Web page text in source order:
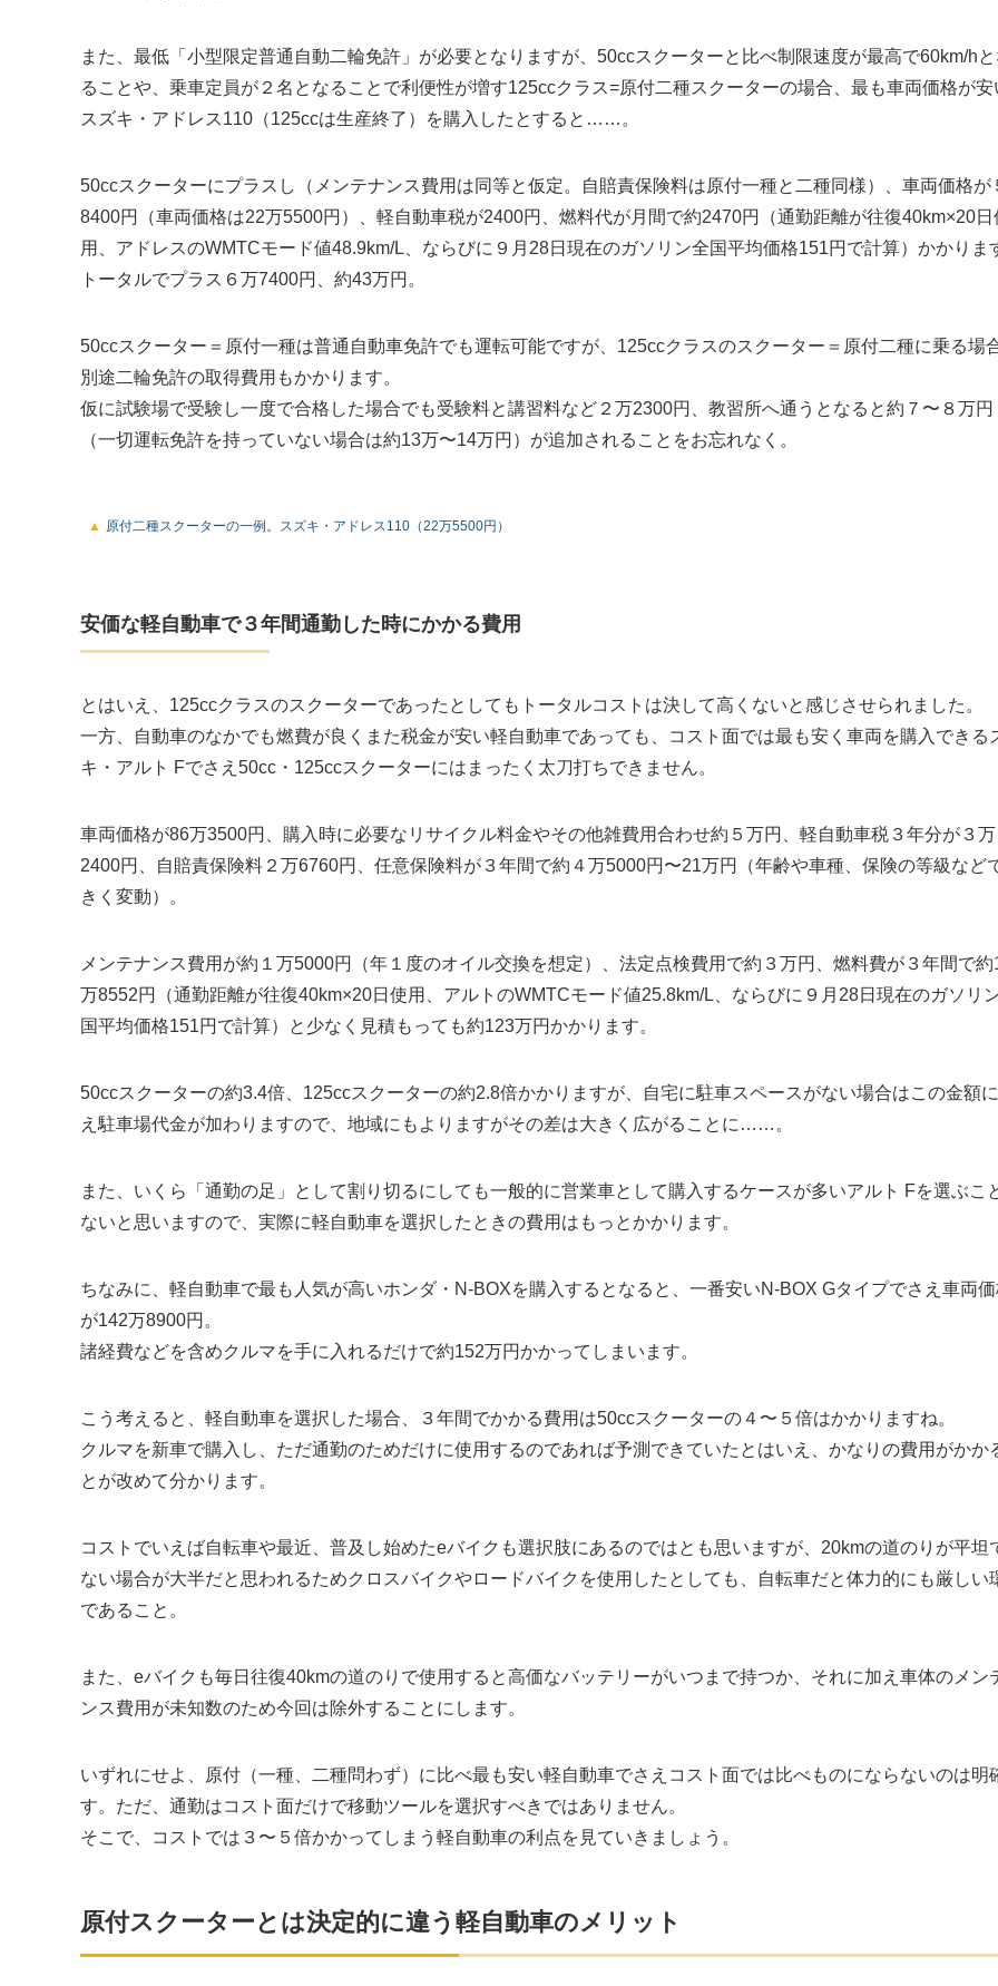
また、最低「小型限定普通自動二輪免許」が必要となりますが、50ccスクーターと比べ制限速度が最高で60km/hと
ることや、乗車定員が２名となることで利便性が増す125ccクラス=原付二種スクーターの場合、最も車両価格が安
スズキ・アドレス110（125ccは生産終了）を購入したとすると……。
50ccスクーターにプラスし（メンテナンス費用は同等と仮定。自賠責保険料は原付一種と二種同様）、車両価格が
8400円（車両価格は22万5500円）、軽自動車税が2400円、燃料代が月間で約2470円（通勤距離が往復40km×20日
用、アドレスのWMTCモード値48.9km/L、ならびに９月28日現在のガソリン全国平均価格151円で計算）かかりま
トータルでプラス６万7400円、約43万円。
50ccスクーター＝原付一種は普通自動車免許でも運転可能ですが、125ccクラスのスクーター＝原付二種に乗る場
別途二輪免許の取得費用もかかります。
仮に試験場で受験し一度で合格した場合でも受験料と講習料など２万2300円、教習所へ通うとなると約７〜８万円
（一切運転免許を持っていない場合は約13万〜14万円）が追加されることをお忘れなく。
原付二種スクーターの一例。スズキ・アドレス110（22万5500円）
安価な軽自動車で３年間通勤した時にかかる費用
とはいえ、125ccクラスのスクーターであったとしてもトータルコストは決して高くないと感じさせられました。
一方、自動車のなかでも燃費が良くまた税金が安い軽自動車であっても、コスト面では最も安く車両を購入できる
キ・アルト Fでさえ50cc・125ccスクーターにはまったく太刀打ちできません。
車両価格が86万3500円、購入時に必要なリサイクル料金やその他雑費用合わせ約５万円、軽自動車税３年分が３万
2400円、自賠責保険料２万6760円、任意保険料が３年間で約４万5000円〜21万円（年齢や車種、保険の等級など
きく変動）。
メンテナンス費用が約１万5000円（年１度のオイル交換を想定）、法定点検費用で約３万円、燃料費が３年間で約
万8552円（通勤距離が往復40km×20日使用、アルトのWMTCモード値25.8km/L、ならびに９月28日現在のガソリ
国平均価格151円で計算）と少なく見積もっても約123万円かかります。
50ccスクーターの約3.4倍、125ccスクーターの約2.8倍かかりますが、自宅に駐車スペースがない場合はこの金額
え駐車場代金が加わりますので、地域にもよりますがその差は大きく広がることに……。
また、いくら「通勤の足」として割り切るにしても一般的に営業車として購入するケースが多いアルト Fを選ぶこ
ないと思いますので、実際に軽自動車を選択したときの費用はもっとかかります。
ちなみに、軽自動車で最も人気が高いホンダ・N-BOXを購入するとなると、一番安いN-BOX Gタイプでさえ車両価
が142万8900円。
諸経費などを含めクルマを手に入れるだけで約152万円かかってしまいます。
こう考えると、軽自動車を選択した場合、３年間でかかる費用は50ccスクーターの４〜５倍はかかりますね。
クルマを新車で購入し、ただ通勤のためだけに使用するのであれば予測できていたとはいえ、かなりの費用がかか
とが改めて分かります。
コストでいえば自転車や最近、普及し始めたeバイクも選択肢にあるのではとも思いますが、20kmの道のりが平坦
ない場合が大半だと思われるためクロスバイクやロードバイクを使用したとしても、自転車だと体力的にも厳しい
であること。
また、eバイクも毎日往復40kmの道のりで使用すると高価なバッテリーがいつまで持つか、それに加え車体のメン
ンス費用が未知数のため今回は除外することにします。
いずれにせよ、原付（一種、二種問わず）に比べ最も安い軽自動車でさえコスト面では比べものにならないのは明
す。ただ、通勤はコスト面だけで移動ツールを選択すべきではありません。
そこで、コストでは３〜５倍かかってしまう軽自動車の利点を見ていきましょう。
原付スクーターとは決定的に違う軽自動車のメリット